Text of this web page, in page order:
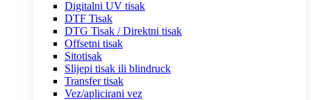
Digitalni UV tisak
DTF Tisak
DTG Tisak / Direktni tisak
Offsetni tisak
Sitotisak
Slijepi tisak ili blindruck
Transfer tisak
Vez/aplicirani vez